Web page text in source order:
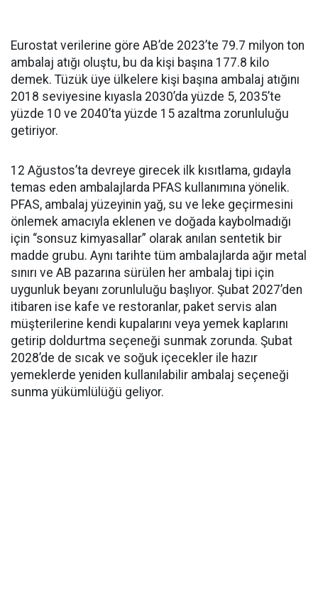
Eurostat verilerine göre AB’de 2023’te 79.7 milyon ton
ambalaj atığı oluştu, bu da kişi başına 177.8 kilo
demek. Tüzük üye ülkelere kişi başına ambalaj atığını
2018 seviyesine kıyasla 2030’da yüzde 5, 2035’te
yüzde 10 ve 2040’ta yüzde 15 azaltma zorunluluğu
getiriyor.
12 Ağustos’ta devreye girecek ilk kısıtlama, gıdayla
temas eden ambalajlarda PFAS kullanımına yönelik.
PFAS, ambalaj yüzeyinin yağ, su ve leke geçirmesini
önlemek amacıyla eklenen ve doğada kaybolmadığı
için “sonsuz kimyasallar” olarak anılan sentetik bir
madde grubu. Aynı tarihte tüm ambalajlarda ağır metal
sınırı ve AB pazarına sürülen her ambalaj tipi için
uygunluk beyanı zorunluluğu başlıyor. Şubat 2027’den
itibaren ise kafe ve restoranlar, paket servis alan
müşterilerine kendi kupalarını veya yemek kaplarını
getirip doldurtma seçeneği sunmak zorunda. Şubat
2028’de de sıcak ve soğuk içecekler ile hazır
yemeklerde yeniden kullanılabilir ambalaj seçeneği
sunma yükümlülüğü geliyor.